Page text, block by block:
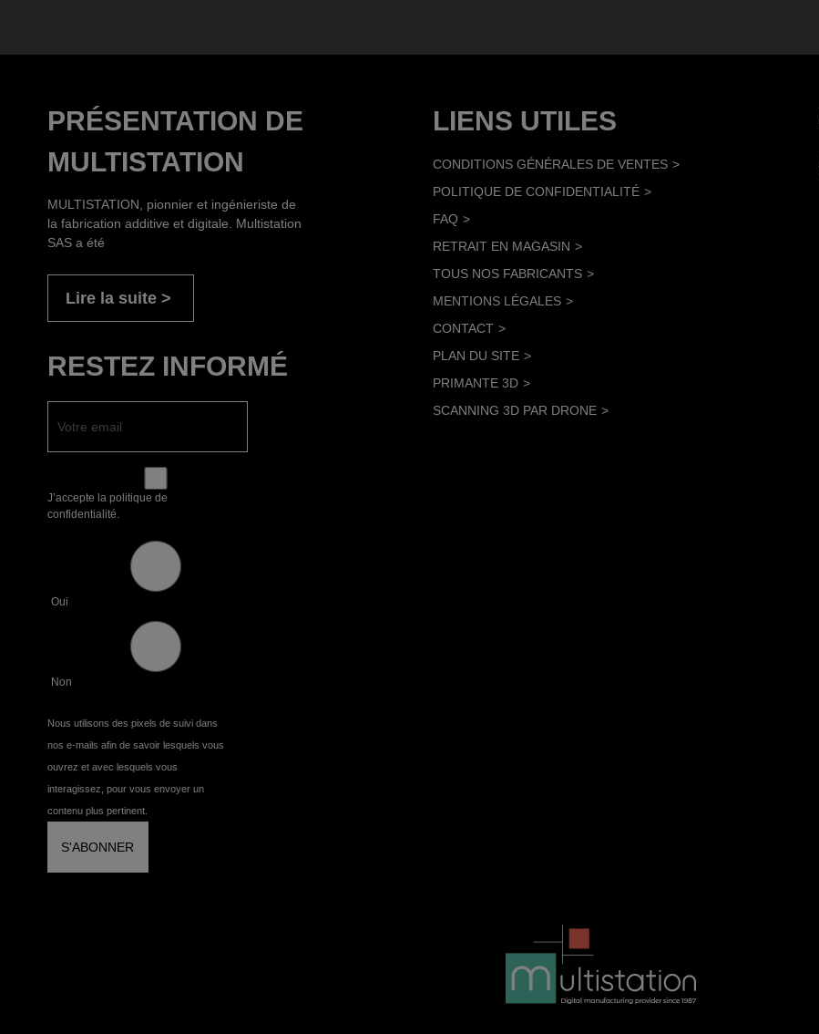
PRÉSENTATION DE
MULTISTATION
MULTISTATION, pionnier et ingénieriste de
la fabrication additive et digitale. Multistation
SAS a été
Lire la suite
RESTEZ INFORMÉ
J’accepte la politique de
confidentialité.
Oui
Non
Nous utilisons des pixels de suivi dans
nos e-mails afin de savoir lesquels vous
ouvrez et avec lesquels vous
interagissez, pour vous envoyer un
contenu plus pertinent.
LIENS UTILES
CONDITIONS GÉNÉRALES DE VENTES
POLITIQUE DE CONFIDENTIALITÉ
FAQ
RETRAIT EN MAGASIN
TOUS NOS FABRICANTS
MENTIONS LÉGALES
CONTACT
PLAN DU SITE
PRIMANTE 3D
SCANNING 3D PAR DRONE